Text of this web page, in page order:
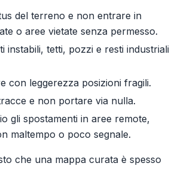
del terreno e non entrare in
o aree vietate senza permesso.
instabili, tetti, pozzi e resti industriali
con leggerezza posizioni fragili.
e non portare via nulla.
gli spostamenti in aree remote,
maltempo o poco segnale.
che una mappa curata è spesso